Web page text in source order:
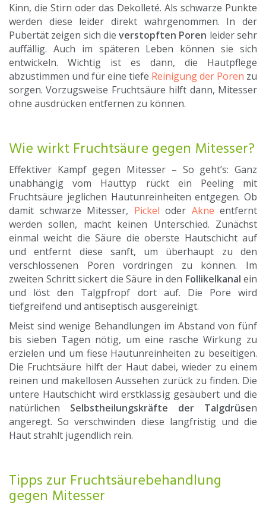
Kinn, die Stirn oder das Dekolleté. Als schwarze Punkte
werden diese leider direkt wahrgenommen. In der
Pubertät zeigen sich dieverstopften Poren leider sehr
auffällig. Auch im späteren Leben können sie sich
entwickeln. Wichtig ist es dann, die Hautpflege
abzustimmen und für eine tiefe Reinigung der Poren zu
sorgen. Vorzugsweise Fruchtsäure hilft dann, Mitesser
ohne ausdrücken entfernen zu können.
Wie wirkt Fruchtsäure gegen Mitesser?
Effektiver Kampf gegen Mitesser – So geht’s: Ganz
unabhängig vom Hauttyp rückt ein Peeling mit
Fruchtsäure jeglichen Hautunreinheiten entgegen. Ob
damit schwarze Mitesser, Pickel oder Akne entfernt
werden sollen, macht keinen Unterschied. Zunächst
einmal weicht die Säure die oberste Hautschicht auf
und entfernt diese sanft, um überhaupt zu den
verschlossenen Poren vordringen zu können. Im
zweiten Schritt sickert die Säure in den Follikelkanal ein
und löst den Talgpfropf dort auf. Die Pore wird
tiefgreifend und antiseptisch ausgereinigt.
Meist sind wenige Behandlungen im Abstand von fünf
bis sieben Tagen nötig, um eine rasche Wirkung zu
erzielen und um fiese Hautunreinheiten zu beseitigen.
Die Fruchtsäure hilft der Haut dabei, wieder zu einem
reinen und makellosen Aussehen zurück zu finden. Die
untere Hautschicht wird erstklassig gesäubert und die
natürlichen Selbstheilungskräfte der Talgdrüsen
angeregt. So verschwinden diese langfristig und die
Haut strahlt jugendlich rein.
Tipps zur Fruchtsäurebehandlung
gegen Mitesser